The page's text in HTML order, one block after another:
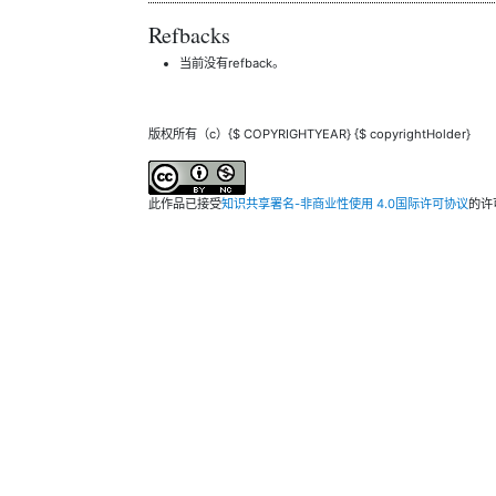
Refbacks
当前没有refback。
版权所有（c）{$ COPYRIGHTYEAR} {$ copyrightHolder}
此作品已接受知识共享署名-非商业性使用 4.0国际许可协议的